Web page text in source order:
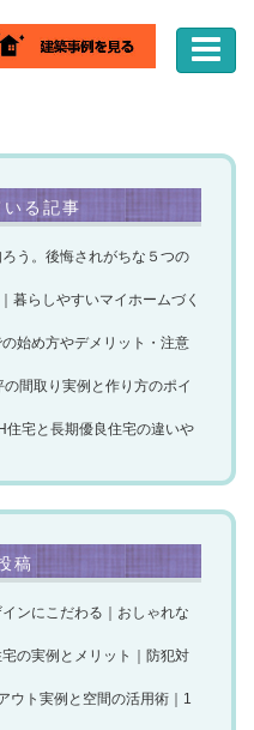
いる記事
う。後悔されがちな５つの
暮らしやすいマイホームづく
始め方やデメリット・注意
間取り実例と作り方のポイ
住宅と長期優良住宅の違いや
稿
ンにこだわる｜おしゃれな
の実例とメリット｜防犯対
ウト実例と空間の活用術｜1